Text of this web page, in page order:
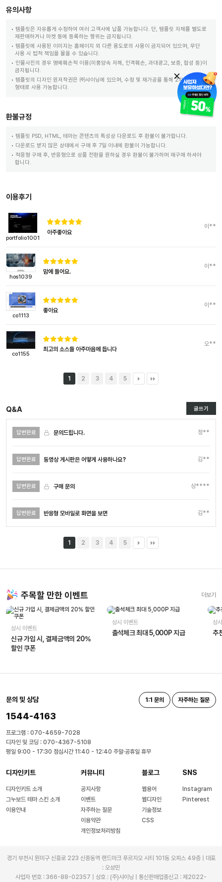
유의사항
템플릿은 자유롭게 수정하여 여러 고객사에 납품 가능합니다. 단, 템플릿 자체를 별도로
재판매하거나 마켓 등에 등록하는 행위는 금지됩니다.
템플릿에 사용된 이미지는 홈페이지 외 다른 용도로의 사용이 금지되어 있으며, 무단
사용 시 법적 책임을 물을 수 있습니다.
인물사진의 경우 명예훼손적 이용(미풍양속 저해, 인격훼손, 과대광고, 보증, 합성 등)이
금지됩니다.
템플릿의 디자인 원저작권은 ㈜샤이닝에 있으며, 수정 및 재가공을 통해 2차 저작물
형태로 사용 가능합니다.
환불규정
템플릿 PSD, HTML, 테마는 콘텐츠의 특성상 다운로드 후 환불이 불가합니다.
다운로드 받지 않은 상태에서 구매 후 7일 이내에 환불이 가능합니다.
적응형 구매 후, 반응형으로 상품 전환을 원하실 경우 환불이 불가하며 재구매 하셔야
합니다.
이용후기
portfolio1001
아주좋아요
이**
hos1039
맘에 들어요.
이**
co1113
좋아요
이**
co1155
최고의 소스들 아주마음에 듭니다
오**
1 2 3 4 5
Q&A 글쓰기
답변완료 문의드립니다. 정**
답변완료 동영상 게시판은 어떻게 사용하나요? 김**
답변완료 구매 문의 상****
답변완료 반응형 모바일로 화면을 보면 김**
1 2 3 4 5
주목할 만한 이벤트 더보기
상시 이벤트
신규 가입 시, 결제금액의 20%
할인 쿠폰
상시 이벤트
출석체크 최대 5,000P 지급
상
추
문의 및 상담
1544-4163
프로그램 : 070-4659-7028
디자인 및 코딩 : 070-4367-5108
평일 9:00 - 17:30 점심시간 11:40 - 12:40 주말·공휴일 휴무
디자인키트
디자인키트 소개
그누보드 테마 스킨 소개
이용안내
커뮤니티
공지사항
이벤트
자주하는 질문
이용약관
개인정보처리방침
블로그
웹용어
웹디자인
기술정보
CSS
SNS
Instagram
Pinterest
1:1 문의 자주하는 질문
경기 부천시 원미구 신흥로 223 신중동역 랜드마크 푸르지오 시티 101동 오피스 49층 | 대표
: 오성민
사업자 번호 : 366-88-02357 | 상호 : (주)샤이닝 | 통신판매업종신고 : 제2022-